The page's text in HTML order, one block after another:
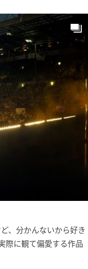
、分かんないから好き
際に観て偏愛する作品